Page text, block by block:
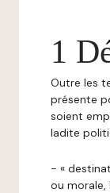
1
Outre les
présente
soient
ladite
- «
ou